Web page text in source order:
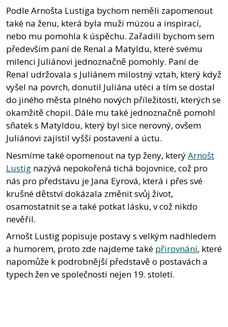
Podle Arnošta Lustiga bychom neměli zapomenout
také na ženu, která byla muži múzou a inspirací,
nebo mu pomohla k úspěchu. Zařadili bychom sem
především paní de Renal a Matyldu, které svému
milenci Juliánovi jednoznačně pomohly. Paní de
Renal udržovala s Juliánem milostný vztah, který když
vyšel na povrch, donutil Juliána utéci a tím se dostal
do jiného města plného nových příležitostí, kterých se
okamžitě chopil. Dále mu také jednoznačně pomohl
sňatek s Matyldou, který byl sice nerovný, ovšem
Juliánovi zajistil vyšší postavení a úctu.
Nesmíme také opomenout na typ ženy, kterýArnošt
Lustig nazývá nepokořená tichá bojovnice, což pro
nás pro představu je Jana Eyrová, která i přes své
krušné dětství dokázala změnit svůj život,
osamostatnit se a také potkat lásku, v což nikdo
nevěřil.
Arnošt Lustig popisuje postavy s velkým nadhledem
a humorem, proto zde najdeme také přirovnání, které
napomůže k podrobnější představě o postavách a
typech žen ve společnosti nejen 19. století.